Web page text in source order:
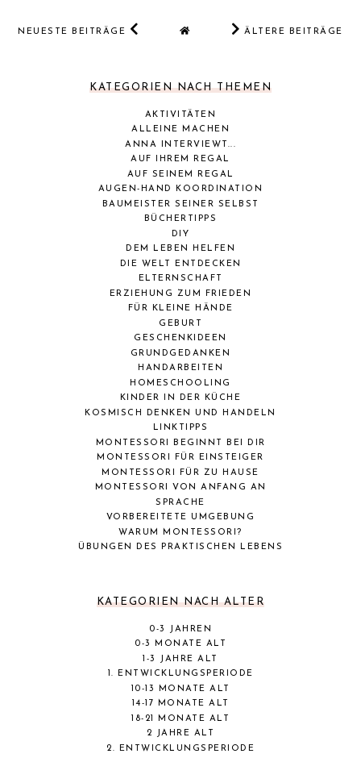
NEUESTE BEITRÄGE ÄLTERE BEITRÄGE
KATEGORIEN NACH THEMEN
AKTIVITÄTEN
ALLEINE MACHEN
ANNA INTERVIEWT...
AUF IHREM REGAL
AUF SEINEM REGAL
AUGEN-HAND KOORDINATION
BAUMEISTER SEINER SELBST
BÜCHERTIPPS
DIY
DEM LEBEN HELFEN
DIE WELT ENTDECKEN
ELTERNSCHAFT
ERZIEHUNG ZUM FRIEDEN
FÜR KLEINE HÄNDE
GEBURT
GESCHENKIDEEN
GRUNDGEDANKEN
HANDARBEITEN
HOMESCHOOLING
KINDER IN DER KÜCHE
KOSMISCH DENKEN UND HANDELN
LINKTIPPS
MONTESSORI BEGINNT BEI DIR
MONTESSORI FÜR EINSTEIGER
MONTESSORI FÜR ZU HAUSE
MONTESSORI VON ANFANG AN
SPRACHE
VORBEREITETE UMGEBUNG
WARUM MONTESSORI?
ÜBUNGEN DES PRAKTISCHEN LEBENS
KATEGORIEN NACH ALTER
0-3 JAHREN
0-3 MONATE ALT
1-3 JAHRE ALT
1. ENTWICKLUNGSPERIODE
10-13 MONATE ALT
14-17 MONATE ALT
18-21 MONATE ALT
2 JAHRE ALT
2. ENTWICKLUNGSPERIODE